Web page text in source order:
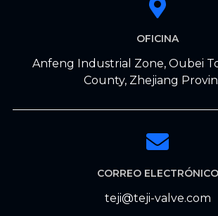
OFICINA
Anfeng Industrial Zone, Oubei
County, Zhejiang
CORREO ELECTRÓNICO
teji@teji-valve.com